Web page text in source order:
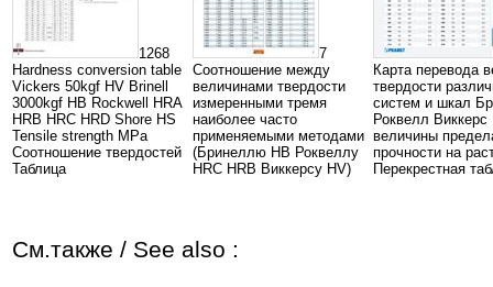
1268
Hardness conversion table
Vickers 50kgf HV Brinell
3000kgf HB Rockwell HRA
HRB HRC HRD Shore HS
Tensile strength MPa
Cоотношение твердостей
Таблица
7
Соотношение между
величинами твердости
измеренными тремя
наиболее часто
применяемыми методами
(Бринеллю HB Роквеллу
HRC HRB Виккерсу HV)
Карта перевода
твердости
систем и шкал
Роквелл
величины
прочности на
Перекрестная
См.также / See also :